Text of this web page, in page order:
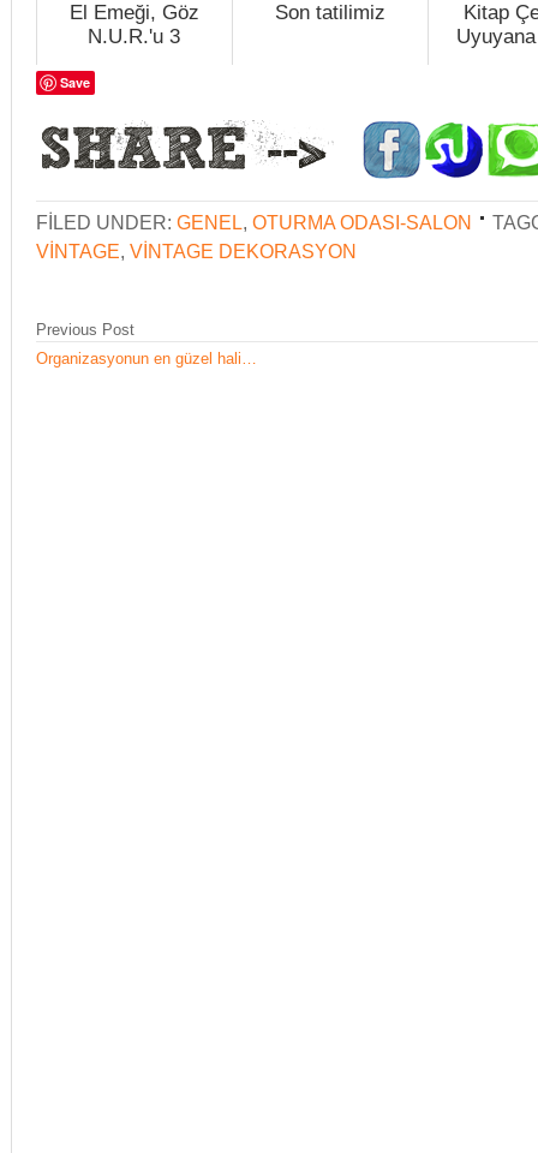
El Emeği, Göz
N.U.R.'u 3
Son tatilimiz
Kitap
Save
FILED UNDER: GENEL, OTURMA ODASI-SALON
VINTAGE, VINTAGE DEKORASYON
Previous Post
Organizasyonun en güzel hali…